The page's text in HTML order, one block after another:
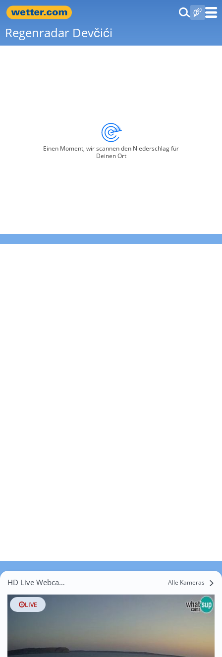
Regenradar Devčići
Einen Moment, wir scannen den Niederschlag für
Deinen Ort
HD Live Webcams Devčići Alle Kameras
LIVE